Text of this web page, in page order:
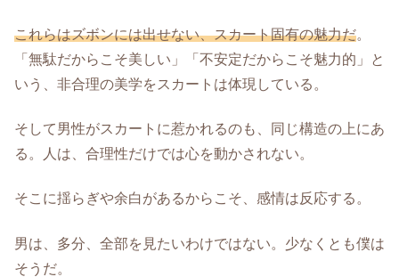
これらはズボンには出せない、スカート固有の魅力だ。
「無駄だからこそ美しい」「不安定だからこそ魅力的」と
いう、非合理の美学をスカートは体現している。
そして男性がスカートに惹かれるのも、同じ構造の上にあ
る。人は、合理性だけでは心を動かされない。
そこに揺らぎや余白があるからこそ、感情は反応する。
男は、多分、全部を見たいわけではない。少なくとも僕は
そうだ。